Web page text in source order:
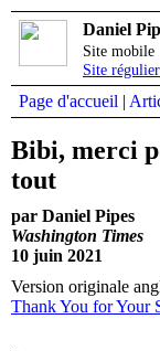
Daniel
Site mobile
Site
Page d'accueil |
Bibi, merci
tout
par Daniel Pipes
Washington Times
10 juin 2021
Version originale
Thank You for Your